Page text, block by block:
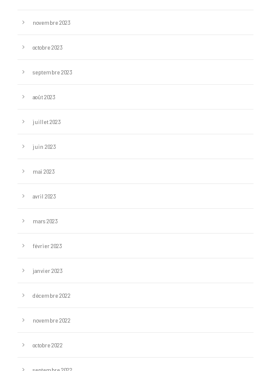
novembre 2023
octobre 2023
septembre 2023
août 2023
juillet 2023
juin 2023
mai 2023
avril 2023
mars 2023
février 2023
janvier 2023
décembre 2022
novembre 2022
octobre 2022